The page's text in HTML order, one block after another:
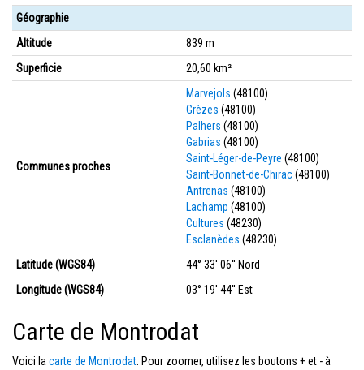
Géographie
Altitude
839 m
Superficie
20,60 km²
Communes proches
Marvejols (48100)
Grèzes (48100)
Palhers (48100)
Gabrias (48100)
Saint-Léger-de-Peyre (48100)
Saint-Bonnet-de-Chirac(48100)
Antrenas (48100)
Lachamp (48100)
Cultures (48230)
Esclanèdes (48230)
Latitude (WGS84)
44° 33' 06'' Nord
Longitude (WGS84)
03° 19' 44'' Est
Carte de Montrodat
Voici la carte de Montrodat . Pour zoomer, utilisez les boutons + et - à